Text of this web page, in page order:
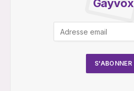
Gayvox